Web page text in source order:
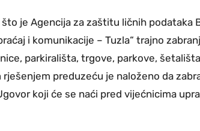
je Agencija za zaštitu ličnih podataka
i komunikacije – Tuzla“ trajno
parkirališta, trgove, parkove,
preduzeću je naloženo da
koji će se naći pred vijećnicima